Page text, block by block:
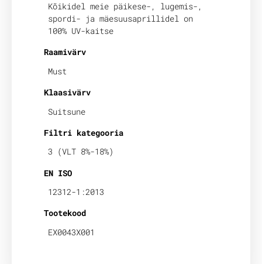
Kõikidel meie päikese-, lugemis-,
spordi- ja mäesuusaprillidel on
100% UV-kaitse
Raamivärv
Must
Klaasivärv
Suitsune
Filtri kategooria
3 (VLT 8%-18%)
EN ISO
12312-1:2013
Tootekood
EX0043X001